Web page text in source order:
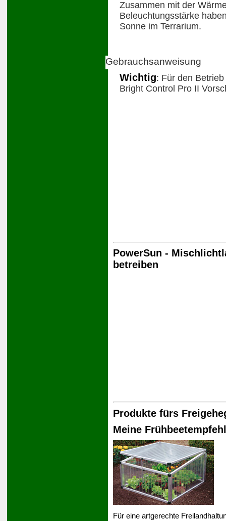
Zusammen mit der
Beleuchtungsstärke
Sonne im Terrarium.
Gebrauchsanweisung
Wichtig: Für den
Bright Control Pro II
PowerSun -
betreiben
Produkte fürs
Meine
Für eine artgerechte